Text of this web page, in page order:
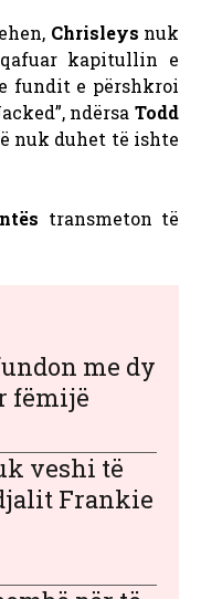
Chrisleys nuk
kapitullin e
fundit e përshkroi
ndërsa Todd
nuk duhet të ishte
transmeton të
me dy
fëmijë
veshi të
Frankie